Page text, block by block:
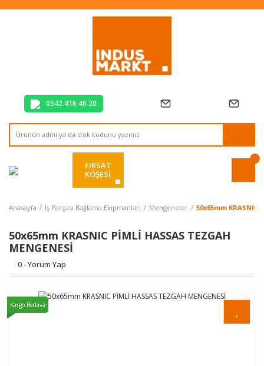
Tüm Alışverişlerde Vade Farksız 2 Taksit!
0542 416 46 20
FIRSAT
KÖŞESİ
Anasayfa İş Parçası Bağlama Ekipmanları Mengeneler 50x65mm KRASNIC
50x65mm KRASNIC PİMLİ HASSAS TEZGAH
MENGENESİ
0 - Yorum Yap
Kargo Bedava